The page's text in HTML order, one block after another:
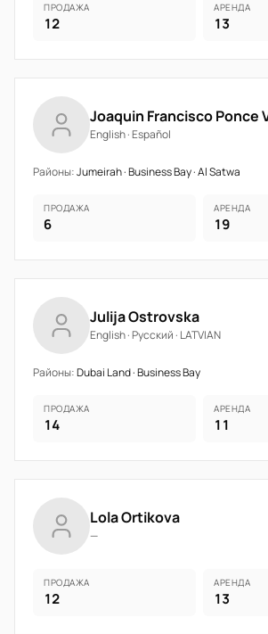
ПРОДАЖА
12
АРЕНДА
13
Joaquin Francisco Ponce
English · Español
Районы:Jumeirah · Business Bay · Al Satwa
ПРОДАЖА
6
АРЕНДА
19
Julija Ostrovska
English · Русский · LATVIAN
Районы:Dubai Land · Business Bay
ПРОДАЖА
14
АРЕНДА
11
Lola Ortikova
—
ПРОДАЖА
12
АРЕНДА
13